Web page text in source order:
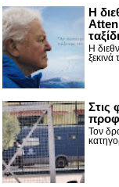
Η
Η
ξεκινά
Στις
Τον